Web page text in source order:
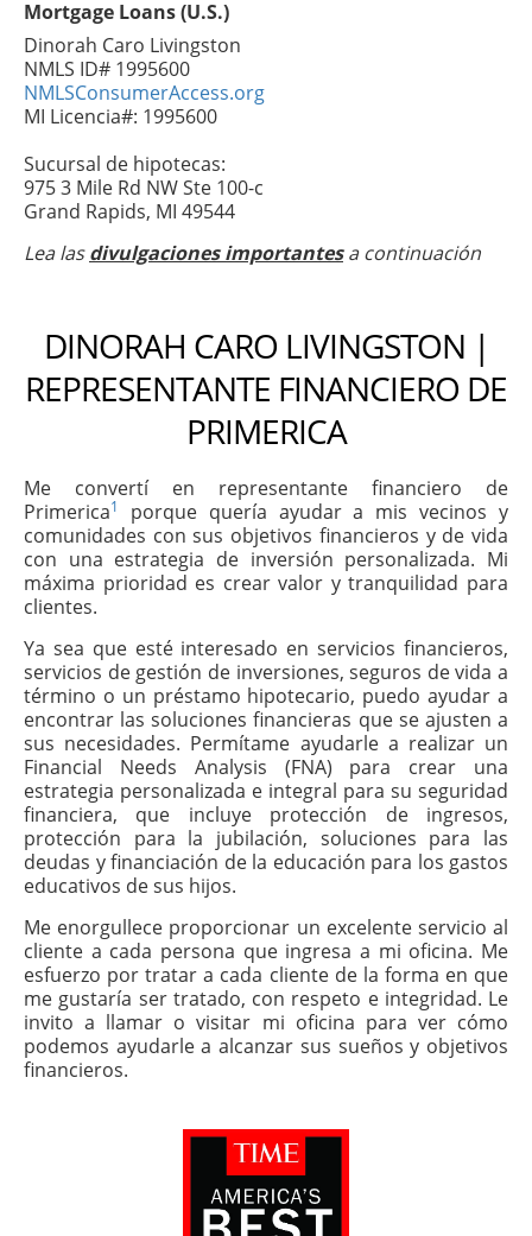
Mortgage Loans (U.S.)
Dinorah Caro Livingston
NMLS ID# 1995600
NMLSConsumerAccess.org
MI Licencia#: 1995600
Sucursal de hipotecas:
975 3 Mile Rd NW Ste 100-c
Grand Rapids, MI 49544
Lea lasdivulgaciones importantesa continuación
DINORAH CARO LIVINGSTON |
REPRESENTANTE FINANCIERO DE
PRIMERICA
Me convertí en representante financiero de
Primerica1
porque quería ayudar a mis vecinos y
comunidades con sus objetivos financieros y de vida
con una estrategia de inversión personalizada. Mi
máxima prioridad es crear valor y tranquilidad para
clientes.
Ya sea que esté interesado en servicios financieros,
servicios de gestión de inversiones, seguros de vida a
término o un préstamo hipotecario, puedo ayudar a
encontrar las soluciones financieras que se ajusten a
sus necesidades. Permítame ayudarle a realizar un
Financial Needs Analysis (FNA) para crear una
estrategia personalizada e integral para su seguridad
financiera, que incluye protección de ingresos,
protección para la jubilación, soluciones para las
deudas y financiación de la educación para los gastos
educativos de sus hijos.
Me enorgullece proporcionar un excelente servicio al
cliente a cada persona que ingresa a mi oficina. Me
esfuerzo por tratar a cada cliente de la forma en que
me gustaría ser tratado, con respeto e integridad. Le
invito a llamar o visitar mi oficina para ver cómo
podemos ayudarle a alcanzar sus sueños y objetivos
financieros.